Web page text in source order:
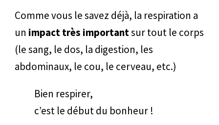
Comme vous le savez déjà, la respiration a
un impact très importantsur tout le corps
(le sang, le dos, la digestion, les
abdominaux, le cou, le cerveau, etc.)
Bien respirer,
c’est le début du bonheur !